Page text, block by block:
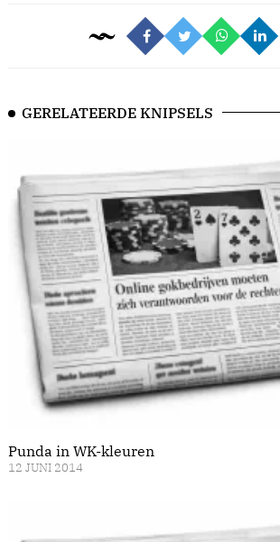
GERELATEERDE KNIPSELS
Punda in WK-kleuren
12 JUNI 2014